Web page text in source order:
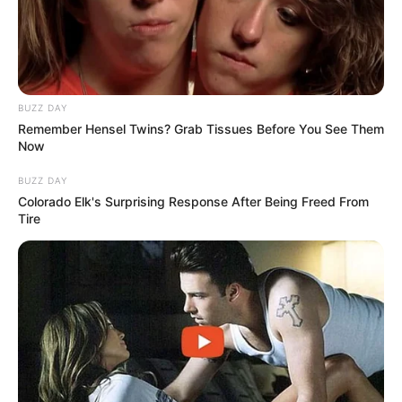
Zutaten (mit Alternativen):
Roastbeef – alternativ Hähnchen oder
2 EL Sojasauce (hell & dunkel, alternativ
1 TL Speisestärke (alternativ Reismehl)
2 Knoblauchzehen
1 Stück Ingwer (ca. 3 cm, frisch oder
gemahlen)
1 EL Sesamöl (alternativ
Sonnenblumenöl)
1 TL Zucker oder Honig
BUZZ DAY
Remember Hensel Twins? Grab Tissues Before You See Them
Now
BUZZ DAY
Colorado Elk's Surprising Response After Being Freed From
Tire